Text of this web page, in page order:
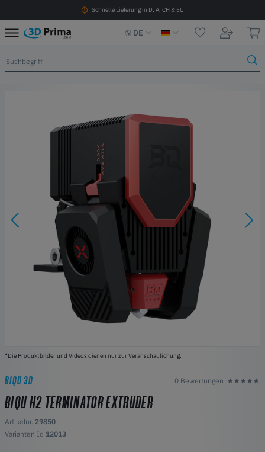
Schnelle Lieferung in D, A, CH & EU
DE
*Die Produktbilder und Videos dienen nur zur Veranschaulichung.
BIQU 3D 0 Bewertungen
BIQU H2 TERMINATOR EXTRUDER
Artikelnr. 29850
Varianten Id 12013